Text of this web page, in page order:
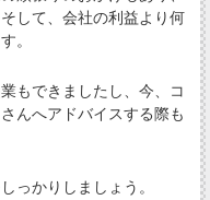
して、会社の利益より何
。
もできましたし、今、コ
んへアドバイスする際も
っかりしましょう。